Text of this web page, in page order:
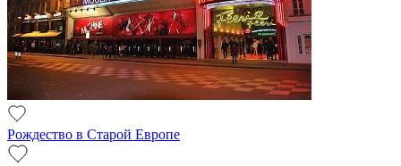
Рождество в Старой Европе